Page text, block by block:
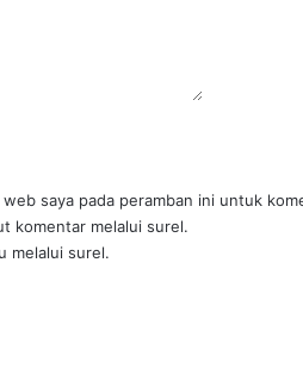
saya pada peramban ini untuk
komentar melalui surel.
melalui surel.